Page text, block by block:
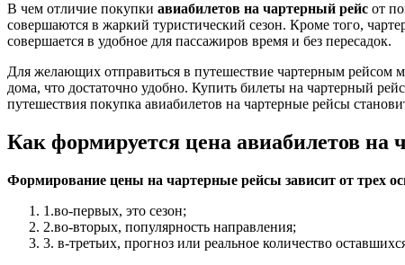
В чем отличие покупки авиабилетов на чартерный рейс от
совершаются в жаркий туристический сезон. Кроме того,
совершается в удобное для пассажиров время и без пересадок.
Для желающих отправиться в путешествие чартерным
дома, что достаточно удобно. Купить билеты на чартерный
путешествия покупка авиабилетов на чартерные рейсы
Как формируется цена авиабилетов на
Формирование цены на чартерные рейсы зависит от трех
1.во-первых, это сезон;
2.во-вторых, популярность направления;
3. в-третьих, прогноз или реальное количество